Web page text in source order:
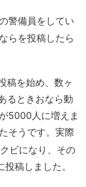
警備員をしてい
らを投稿したら
稿を始め、数ヶ
るときおなら動
5000人に増えま
そうです。実際
ビになり、その
稿しました。